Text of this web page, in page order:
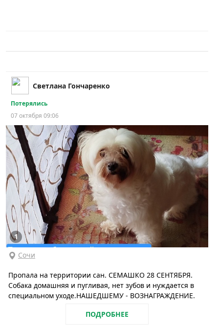
Светлана Гончаренко
Потерялись
07 октября 09:06
1
Сочи
Пропала на территории сан. СЕМАШКО 28 СЕНТЯБРЯ.
Собака домашняя и пугливая, нет зубов и нуждается в
специальном уходе.НАШЕДШЕМУ - ВОЗНАГРАЖДЕНИЕ.
ПОДРОБНЕЕ